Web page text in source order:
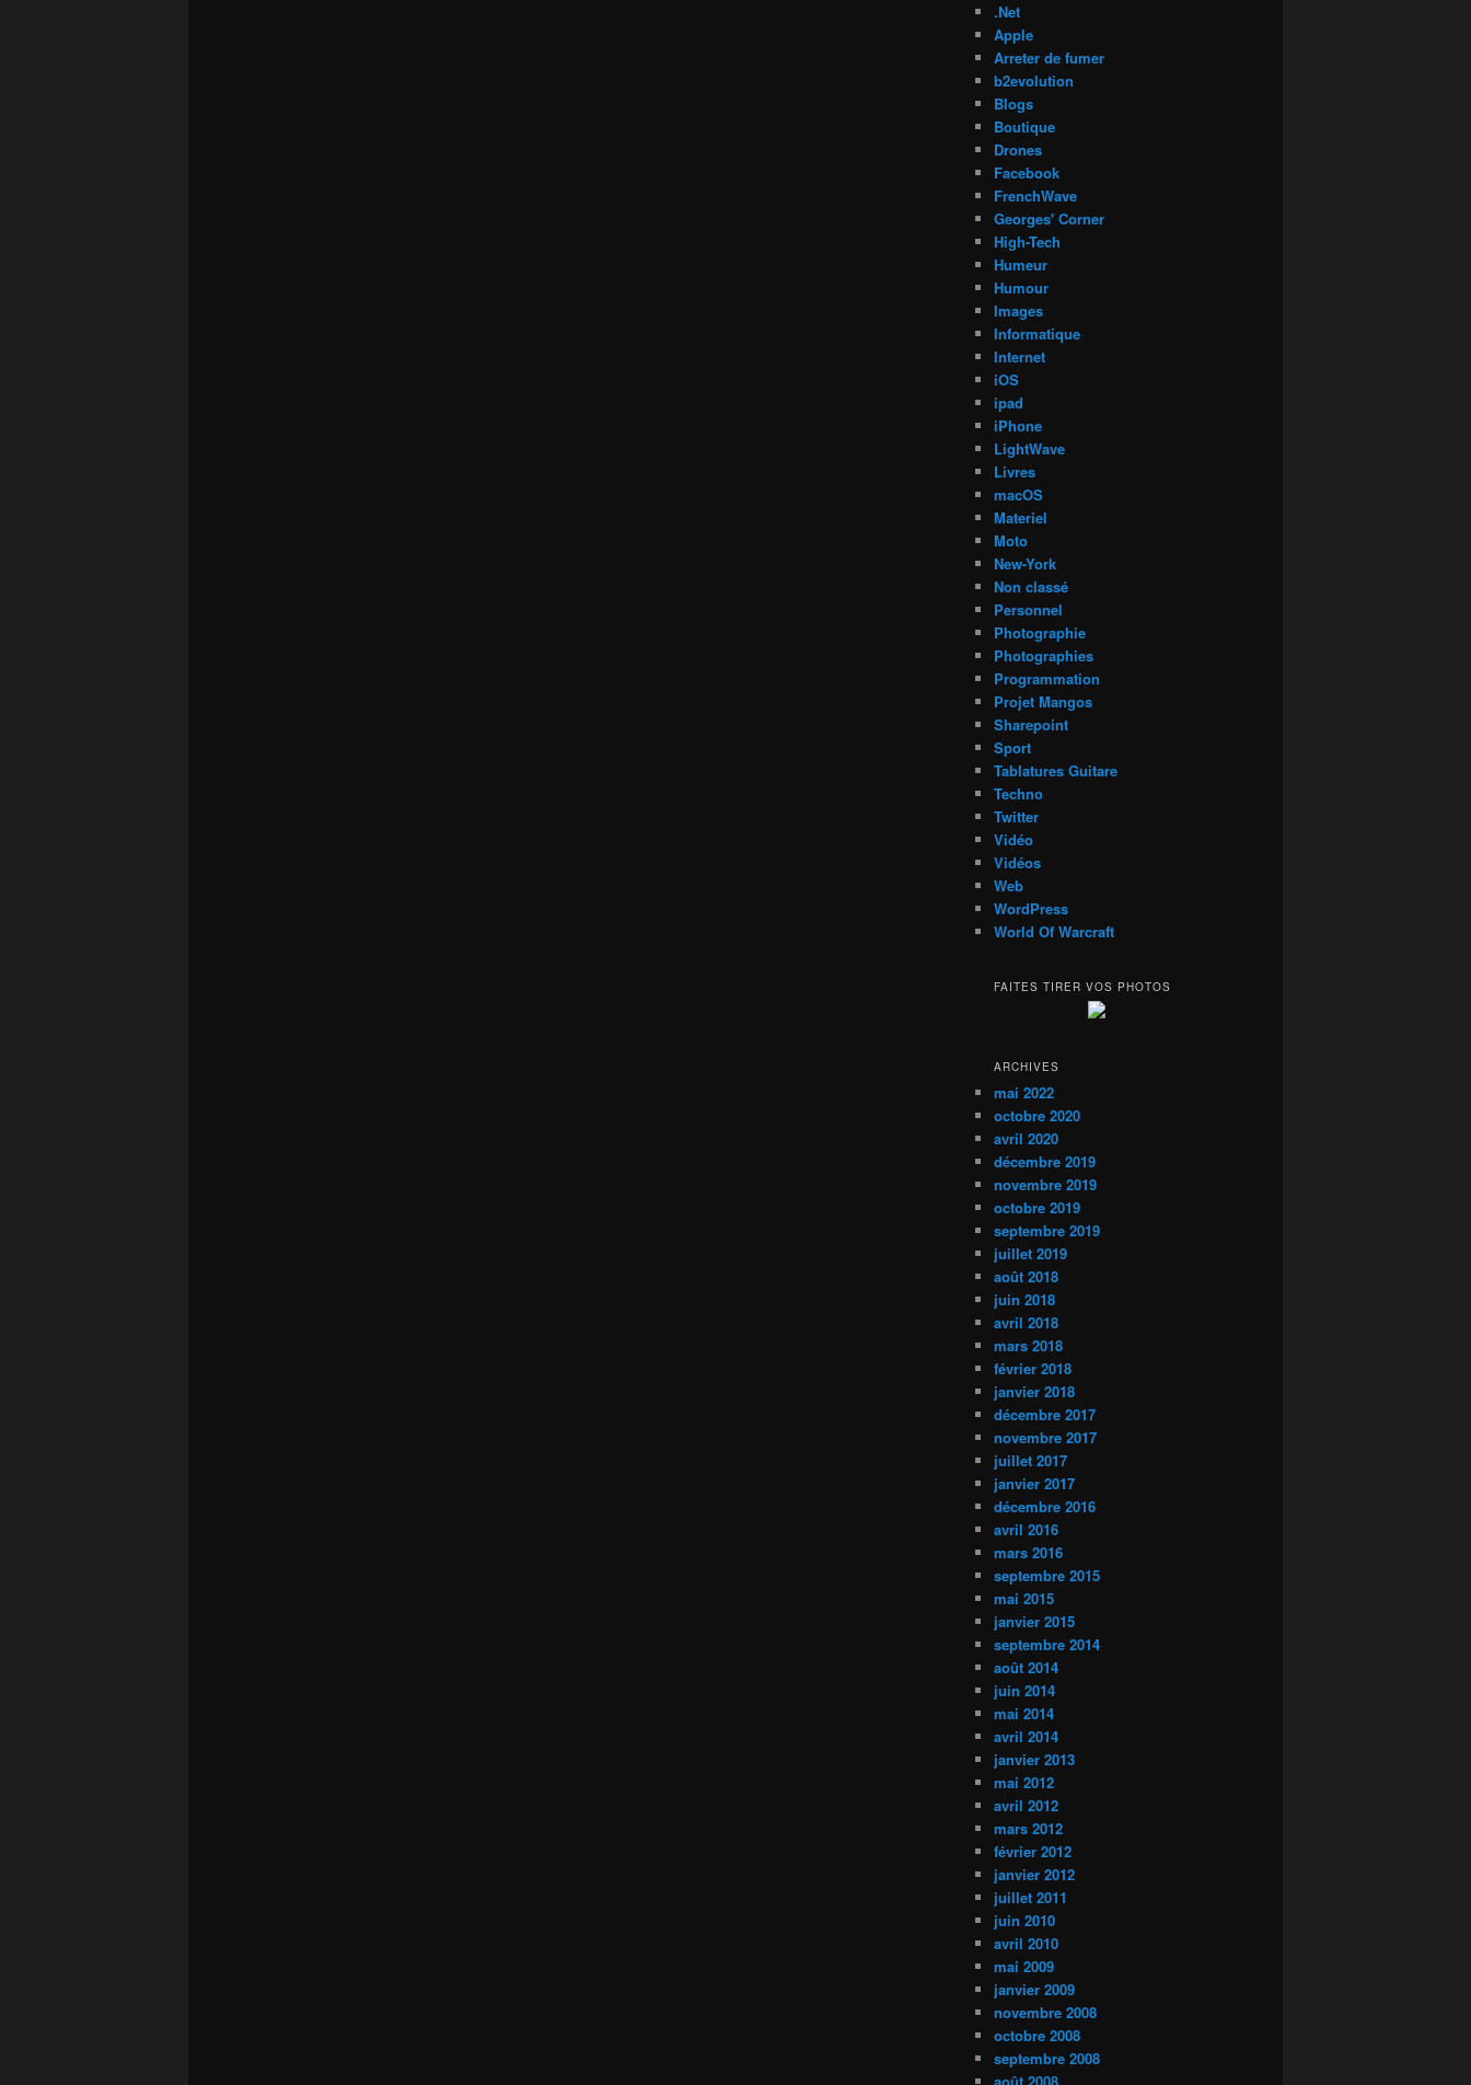
.Net
Apple
Arreter de fumer
b2evolution
Blogs
Boutique
Drones
Facebook
FrenchWave
Georges' Corner
High-Tech
Humeur
Humour
Images
Informatique
Internet
iOS
ipad
iPhone
LightWave
Livres
macOS
Materiel
Moto
New-York
Non classé
Personnel
Photographie
Photographies
Programmation
Projet Mangos
Sharepoint
Sport
Tablatures Guitare
Techno
Twitter
Vidéo
Vidéos
Web
WordPress
World Of Warcraft
FAITES TIRER VOS PHOTOS
ARCHIVES
mai 2022
octobre 2020
avril 2020
décembre 2019
novembre 2019
octobre 2019
septembre 2019
juillet 2019
août 2018
juin 2018
avril 2018
mars 2018
février 2018
janvier 2018
décembre 2017
novembre 2017
juillet 2017
janvier 2017
décembre 2016
avril 2016
mars 2016
septembre 2015
mai 2015
janvier 2015
septembre 2014
août 2014
juin 2014
mai 2014
avril 2014
janvier 2013
mai 2012
avril 2012
mars 2012
février 2012
janvier 2012
juillet 2011
juin 2010
avril 2010
mai 2009
janvier 2009
novembre 2008
octobre 2008
septembre 2008